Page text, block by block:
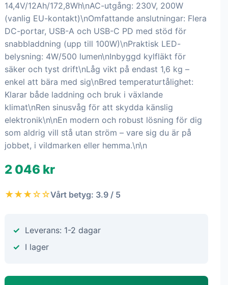
14,4V/12Ah/172,8Wh\nAC-utgång: 230V, 200W
(vanlig EU-kontakt)\nOmfattande anslutningar: Flera
DC-portar, USB-A och USB-C PD med stöd för
snabbladdning (upp till 100W)\nPraktisk LED-
belysning: 4W/500 lumen\nInbyggd kylfläkt för
säker och tyst drift\nLåg vikt på endast 1,6 kg –
enkel att bära med sig\nBred temperaturtålighet:
Klarar både laddning och bruk i växlande
klimat\nRen sinusvåg för att skydda känslig
elektronik\n\nEn modern och robust lösning för dig
som aldrig vill stå utan ström – vare sig du är på
jobbet, i vildmarken eller hemma.\n\n
2 046 kr
★★★☆☆Vårt betyg: 3.9 / 5
Leverans: 1-2 dagar
I lager